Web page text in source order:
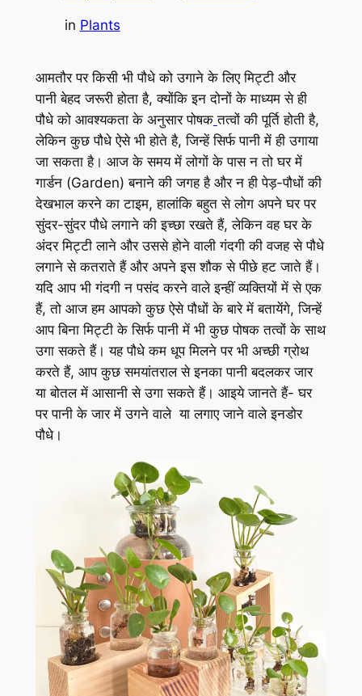
in Plants
आमतौर पर किसी भी पौधे को उगाने के लिए मिट्टी और
पानी बेहद जरूरी होता है, क्योंकि इन दोनों के माध्यम से ही
पौधे को आवश्यकता के अनुसार पोषक तत्वों की पूर्ति होती है,
लेकिन कुछ पौधे ऐसे भी होते है, जिन्हें सिर्फ पानी में ही उगाया
जा सकता है। आज के समय में लोगों के पास न तो घर में
गार्डन (Garden) बनाने की जगह है और न ही पेड़-पौधों की
देखभाल करने का टाइम, हालांकि बहुत से लोग अपने घर पर
सुंदर-सुंदर पौधे लगाने की इच्छा रखते हैं, लेकिन वह घर के
अंदर मिट्टी लाने और उससे होने वाली गंदगी की वजह से पौधे
लगाने से कतराते हैं और अपने इस शौक से पीछे हट जाते हैं।
यदि आप भी गंदगी न पसंद करने वाले इन्हीं व्यक्तियों में से एक
हैं, तो आज हम आपको कुछ ऐसे पौधों के बारे में बतायेंगे, जिन्हें
आप बिना मिट्टी के सिर्फ पानी में भी कुछ पोषक तत्वों के साथ
उगा सकते हैं। यह पौधे कम धूप मिलने पर भी अच्छी ग्रोथ
करते हैं, आप कुछ समयांतराल से इनका पानी बदलकर जार
या बोतल में आसानी से उगा सकते हैं। आइये जानते हैं- घर
पर पानी के जार में उगने वाले या लगाए जाने वाले इनडोर
पौधे।